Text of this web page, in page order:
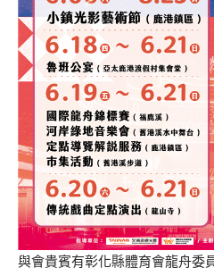
與會貴賓有彰化縣體育會龍舟委